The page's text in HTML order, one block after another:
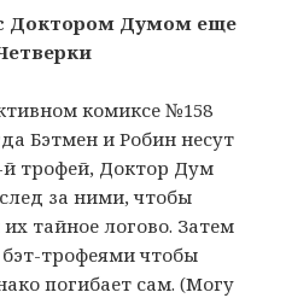
Доктором Думом еще
комиксе №158
Бэтмен и Робин несут
й трофей, Доктор Дум
за ними, чтобы
тайное логово. Затем
трофеями чтобы
погибает сам. (Могу